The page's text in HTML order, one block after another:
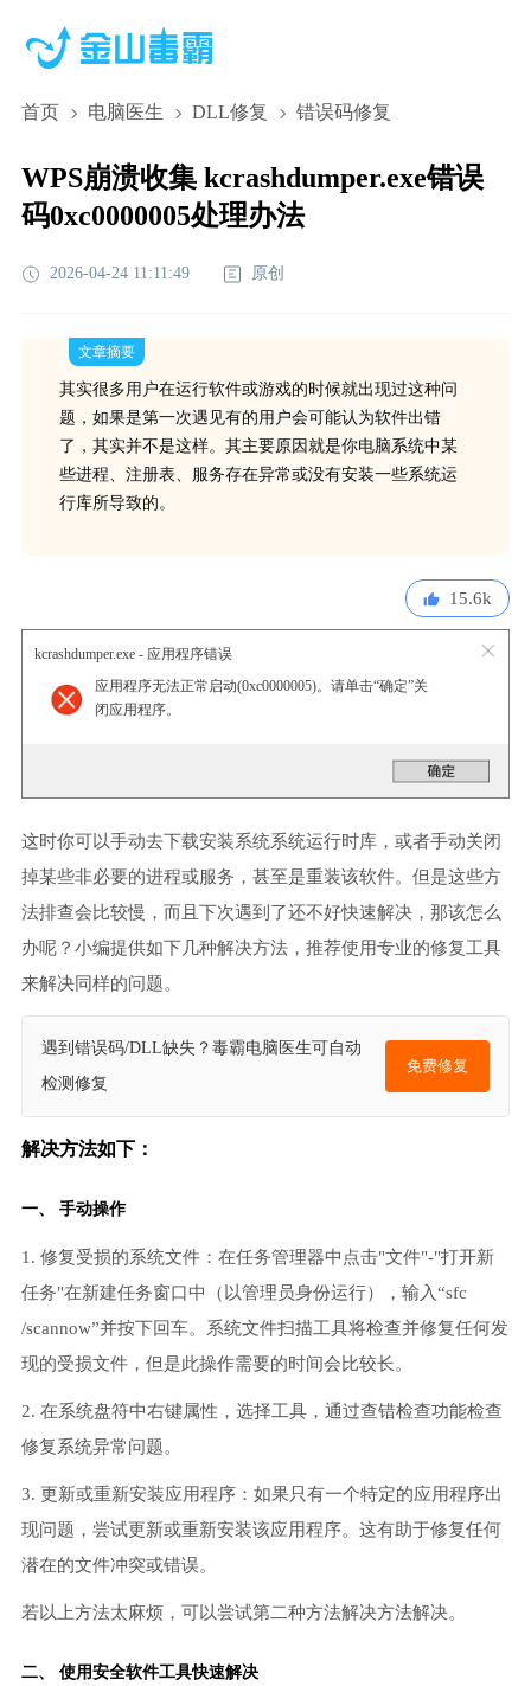
首页 电脑医生 DLL修复 错误码修复
WPS崩溃收集 kcrashdumper.exe错误
码0xc0000005处理办法
2026-04-24 11:11:49 原创
文章摘要
其实很多用户在运行软件或游戏的时候就出现过这种问
题，如果是第一次遇见有的用户会可能认为软件出错
了，其实并不是这样。其主要原因就是你电脑系统中某
些进程、注册表、服务存在异常或没有安装一些系统运
行库所导致的。
15.6k
kcrashdumper.exe - 应用程序错误
应用程序无法正常启动(0xc0000005)。请单击“确定”关
闭应用程序。
这时你可以手动去下载安装系统系统运行时库，或者手动关闭
掉某些非必要的进程或服务，甚至是重装该软件。但是这些方
法排查会比较慢，而且下次遇到了还不好快速解决，那该怎么
办呢？小编提供如下几种解决方法，推荐使用专业的修复工具
来解决同样的问题。
遇到错误码/DLL缺失？毒霸电脑医生可自动
检测修复
免费修复
解决方法如下：
一、 手动操作
1. 修复受损的系统文件：在任务管理器中点击"文件"-"打开新
任务"在新建任务窗口中（以管理员身份运行），输入“sfc
/scannow”并按下回车。系统文件扫描工具将检查并修复任何发
现的受损文件，但是此操作需要的时间会比较长。
2. 在系统盘符中右键属性，选择工具，通过查错检查功能检查
修复系统异常问题。
3. 更新或重新安装应用程序：如果只有一个特定的应用程序出
现问题，尝试更新或重新安装该应用程序。这有助于修复任何
潜在的文件冲突或错误。
若以上方法太麻烦，可以尝试第二种方法解决方法解决。
二、 使用安全软件工具快速解决